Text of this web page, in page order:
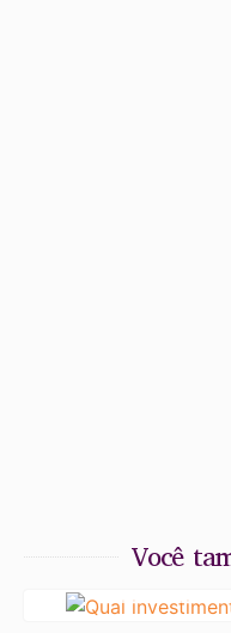
Você
Qual o
Como